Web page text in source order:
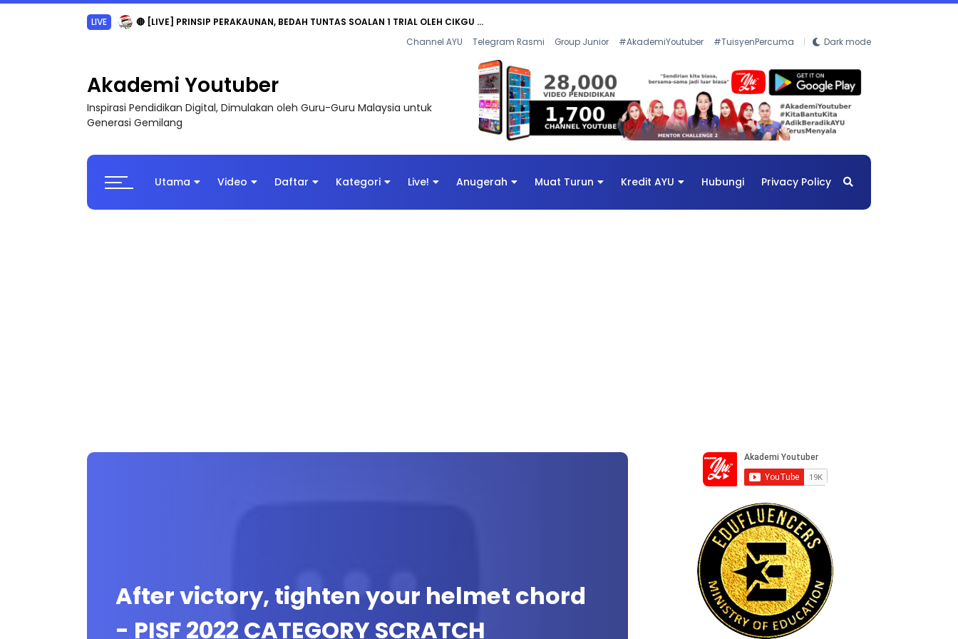
TRANSFORMASI DIGITAL GURU SIRI 7 : PAHLAWAN DIGITAL PENYELAMAT DUNIA
Channel AYU Telegram Rasmi Group Junior #AkademiYoutuber #TuisyenPercuma Dark mode
Akademi Youtuber
Inspirasi Pendidikan Digital, Dimulakan oleh Guru-Guru Malaysia untuk
Generasi Gemilang
Utama Video Daftar Kategori Live! Anugerah Muat Turun Kredit AYU Hubungi Privacy Policy
After victory, tighten your helmet chord
- PISF 2022 CATEGORY SCRATCH